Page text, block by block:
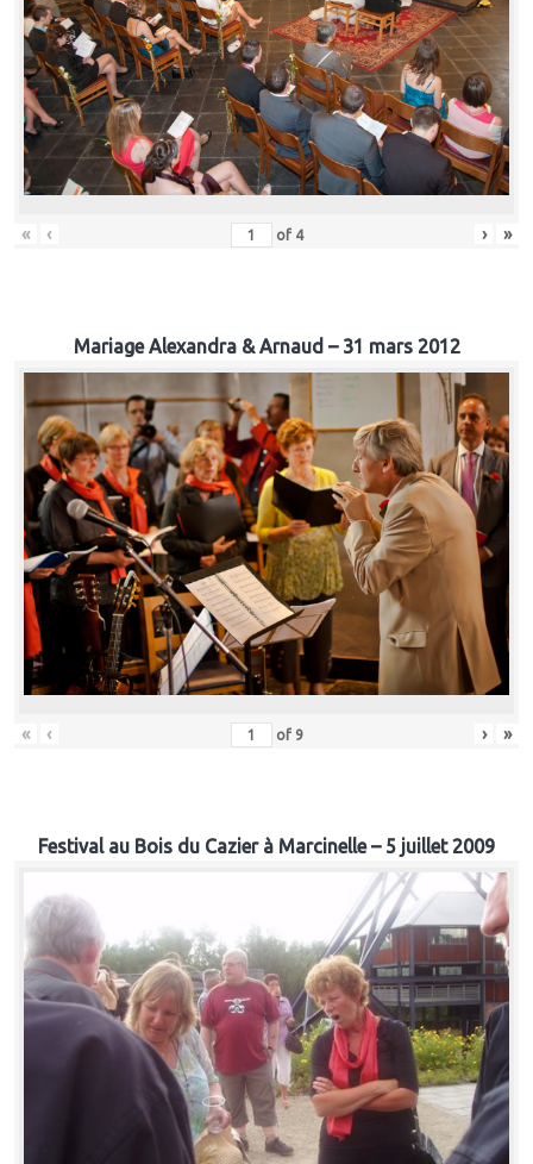
« ‹ of 4 › »
Mariage Alexandra & Arnaud – 31 mars 2012
« ‹ of 9 › »
Festival au Bois du Cazier à Marcinelle – 5 juillet 2009